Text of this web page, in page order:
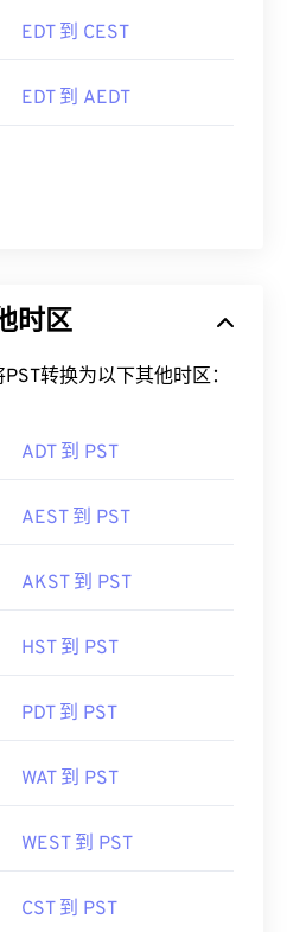
EDT 到 CEST
EDT 到 AEDT
时区
转换为以下其他时区：
ADT 到 PST
AEST 到 PST
AKST 到 PST
HST 到 PST
PDT 到 PST
WAT 到 PST
WEST 到 PST
CST 到 PST